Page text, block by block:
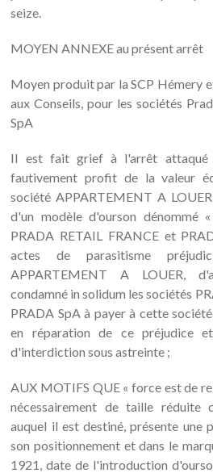
seize.
MOYEN ANNEXE au présent arrêt
Moyen produit par la SCP Hémery
aux Conseils, pour les sociétés
SpA
Il est fait grief à l'arrêt attaqué
fautivement profit de la valeur
société APPARTEMENT A
d'un modèle d'ourson dénommé
PRADA RETAIL FRANCE et
actes de parasitisme
APPARTEMENT A LOUER,
condamné in solidum les sociétés
PRADA SpA à payer à cette
en réparation de ce préjudice
d'interdiction sous astreinte ;
AUX MOTIFS QUE « force est de
nécessairement de taille réduite
auquel il est destiné, présente une
son positionnement et dans le
1921, date de l'introduction